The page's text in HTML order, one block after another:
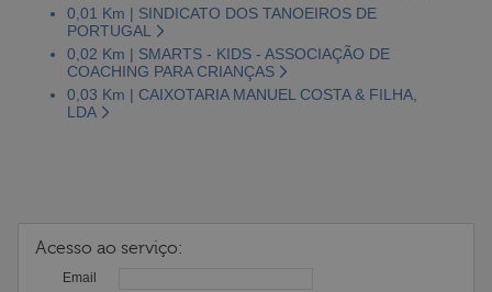
0,01 Km | SINDICATO DOS TANOEIROS DE
PORTUGAL
0,02 Km | SMARTS - KIDS - ASSOCIAÇÃO DE
COACHING PARA CRIANÇAS
0,03 Km | CAIXOTARIA MANUEL COSTA & FILHA,
LDA
Acesso ao serviço:
Email